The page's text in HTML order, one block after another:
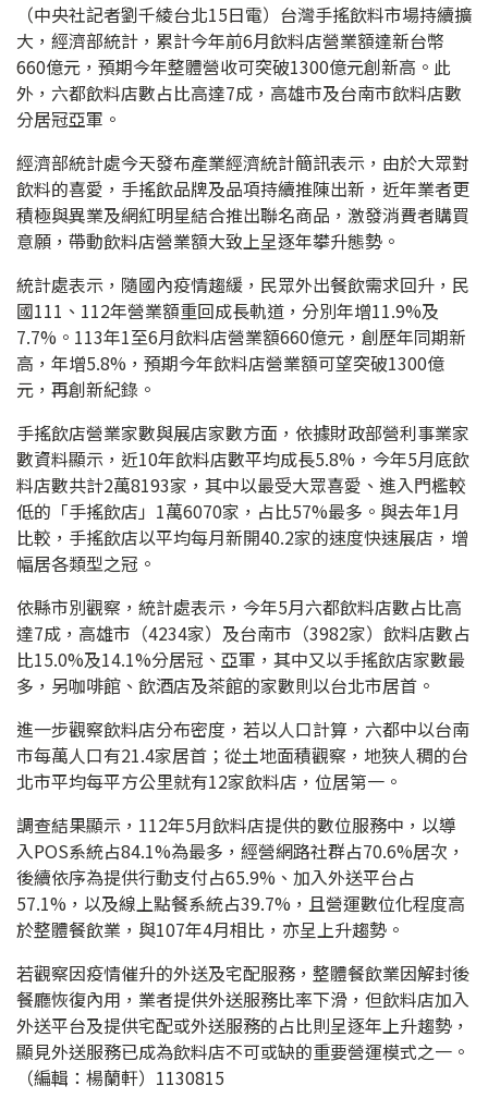
（中央社記者劉千綾台北15日電）台灣手搖飲料市場持續擴
大，經濟部統計，累計今年前6月飲料店營業額達新台幣
660億元，預期今年整體營收可突破1300億元創新高。此
外，六都飲料店數占比高達7成，高雄市及台南市飲料店數
分居冠亞軍。
經濟部統計處今天發布產業經濟統計簡訊表示，由於大眾對
飲料的喜愛，手搖飲品牌及品項持續推陳出新，近年業者更
積極與異業及網紅明星結合推出聯名商品，激發消費者購買
意願，帶動飲料店營業額大致上呈逐年攀升態勢。
統計處表示，隨國內疫情趨緩，民眾外出餐飲需求回升，民
國111、112年營業額重回成長軌道，分別年增11.9%及
7.7%。113年1至6月飲料店營業額660億元，創歷年同期新
高，年增5.8%，預期今年飲料店營業額可望突破1300億
元，再創新紀錄。
手搖飲店營業家數與展店家數方面，依據財政部營利事業家
數資料顯示，近10年飲料店數平均成長5.8%，今年5月底飲
料店數共計2萬8193家，其中以最受大眾喜愛、進入門檻較
低的「手搖飲店」1萬6070家，占比57%最多。與去年1月
比較，手搖飲店以平均每月新開40.2家的速度快速展店，增
幅居各類型之冠。
依縣市別觀察，統計處表示，今年5月六都飲料店數占比高
達7成，高雄市（4234家）及台南市（3982家）飲料店數占
比15.0%及14.1%分居冠、亞軍，其中又以手搖飲店家數最
多，另咖啡館、飲酒店及茶館的家數則以台北市居首。
進一步觀察飲料店分布密度，若以人口計算，六都中以台南
市每萬人口有21.4家居首；從土地面積觀察，地狹人稠的台
北市平均每平方公里就有12家飲料店，位居第一。
調查結果顯示，112年5月飲料店提供的數位服務中，以導
入POS系統占84.1%為最多，經營網路社群占70.6%居次，
後續依序為提供行動支付占65.9%、加入外送平台占
57.1%，以及線上點餐系統占39.7%，且營運數位化程度高
於整體餐飲業，與107年4月相比，亦呈上升趨勢。
若觀察因疫情催升的外送及宅配服務，整體餐飲業因解封後
餐廳恢復內用，業者提供外送服務比率下滑，但飲料店加入
外送平台及提供宅配或外送服務的占比則呈逐年上升趨勢，
顯見外送服務已成為飲料店不可或缺的重要營運模式之一。
（編輯：楊蘭軒）1130815